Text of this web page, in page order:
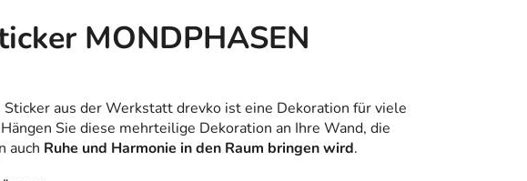
MONDPHASEN
aus der Werkstatt drevko ist eine Dekoration für viele
Sie diese mehrteilige Dekoration an Ihre Wand, die
auch Ruhe und Harmonie in den Raum bringen wird.